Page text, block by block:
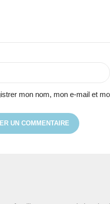
mon nom, mon e-mail et